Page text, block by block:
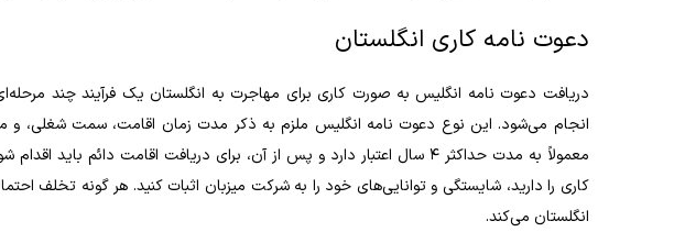
دعوت‌ نامه کاری انگلستان
دریافت دعوت‌ نامه انگلیس به صورت کاری برای مهاجرت به انگلستان یک فرآیند چند
انجام می‌شود. این نوع دعوت‌ نامه انگلیس ملزم به ذکر مدت زمان اقامت، سمت شغلی، و
معمولاً به مدت حداکثر ۴ سال اعتبار دارد و پس از آن، برای دریافت اقامت
کاری را دارید، شایستگی و توانایی‌های خود را به شرکت میزبان اثبات کنید. هر گونه تخلف
انگلستان می‌کند.